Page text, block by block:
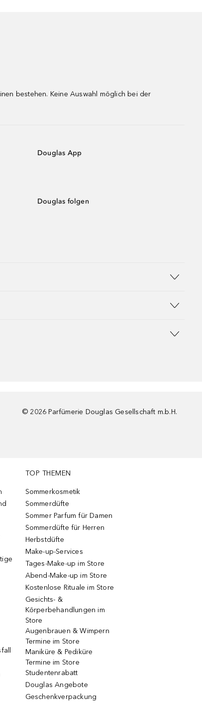
bestehen. Keine Auswahl möglich bei der
Douglas App
Douglas folgen
© 2026 Parfümerie Douglas Gesellschaft m.b.H.
TOP THEMEN
Sommerkosmetik
Sommerdüfte
Sommer Parfum für Damen
Sommerdüfte für Herren
Herbstdüfte
Make-up-Services
Tages-Make-up im Store
Abend-Make-up im Store
Kostenlose Rituale im Store
Gesichts- &
Körperbehandlungen im
Store
Augenbrauen & Wimpern
Termine im Store
Maniküre & Pediküre
Termine im Store
Studentenrabatt
Douglas Angebote
Geschenkverpackung